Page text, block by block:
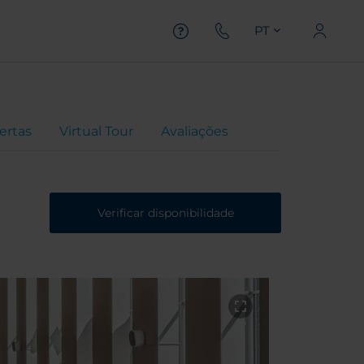
PT
Virtual Tour Avaliações
Verificar disponibilidade